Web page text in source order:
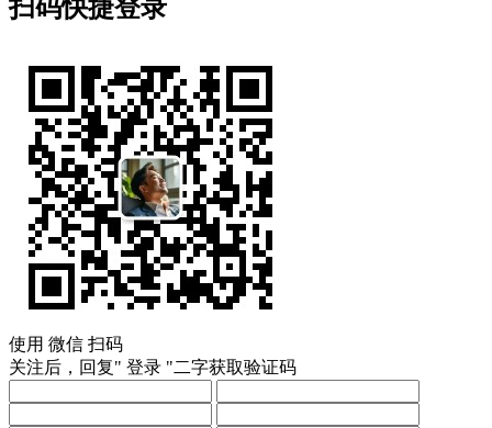
扫码快捷登录
使用 微信 扫码
关注后，回复" 登录 "二字获取验证码